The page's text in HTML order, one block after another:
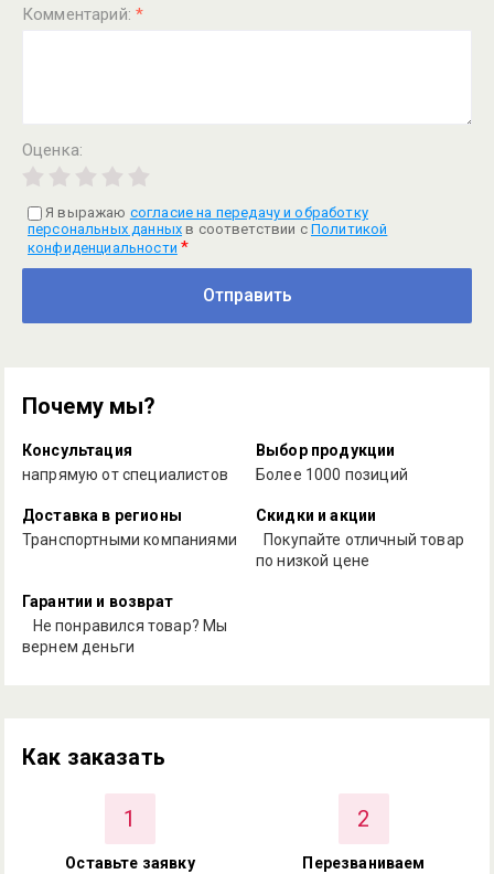
Комментарий:*
Оценка:
Я выражаю согласие на передачу и обработку
персональных данных в соответствии с Политикой
конфиденциальности *
Отправить
Почему мы?
Консультация
напрямую от специалистов
Выбор продукции
Более 1000 позиций
Доставка в регионы
Транспортными компаниями
Скидки и акции
Покупайте отличный товар
по низкой цене
Гарантии и возврат
Не понравился товар? Мы
вернем деньги
Как заказать
1
Оставьте заявку
2
Перезваниваем